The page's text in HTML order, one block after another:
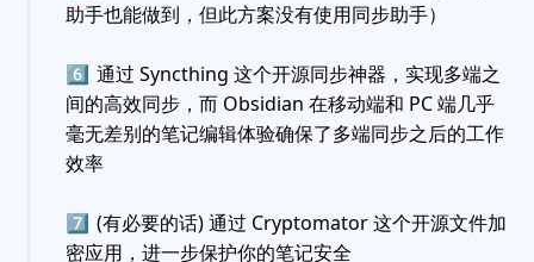
助手也能做到，但此方案没有使用同步助手）
6️⃣ 通过 Syncthing 这个开源同步神器，实现多端之
间的高效同步，而 Obsidian 在移动端和 PC 端几乎
毫无差别的笔记编辑体验确保了多端同步之后的工作
效率
7️⃣ (有必要的话) 通过 Cryptomator 这个开源文件加
密应用，进一步保护你的笔记安全